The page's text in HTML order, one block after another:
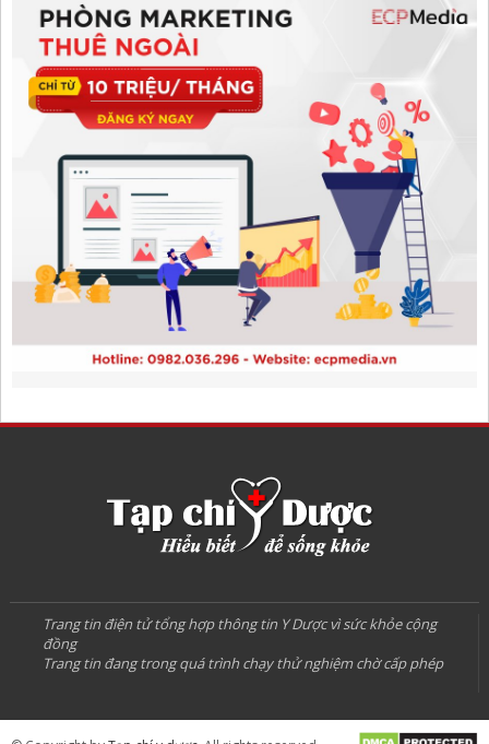
Trang tin điện tử tổng hợp thông tin Y Dược vì sức khỏe cộng
đồng
Trang tin đang trong quá trình chạy thử nghiệm chờ cấp phép